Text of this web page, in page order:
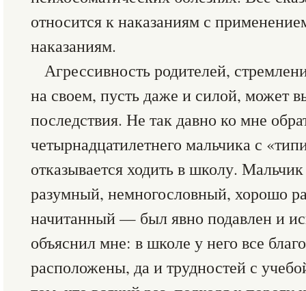
относится к наказаниям с
наказаниям.
Агрессивность родителей,
на своем, пусть даже и силой, может
последствия. Не так давно ко мне
четырнадцатилетнего мальчика с
отказывается ходить в школу.
разумный, немногословный, хорошо
начитанный — был явно подавлен и
объяснил мне: в школе у него все
расположены, да и трудностей с